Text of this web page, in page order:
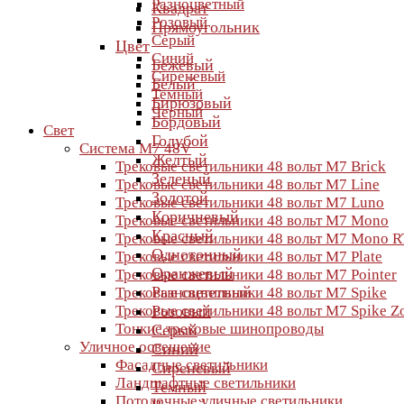
Разноцветный
Розовый
Серый
Синий
Сиреневый
Темный
Черный
Свет
Система M7 48V
Трековые светильники 48 вольт M7 Brick
Трековые светильники 48 вольт M7 Line
Трековые светильники 48 вольт M7 Luno
Трековые светильники 48 вольт M7 Mono
Трековые светильники 48 вольт M7 Mono
Трековые светильники 48 вольт M7 Plate
Трековые светильники 48 вольт M7 Pointer
Трековые светильники 48 вольт M7 Spike
Трековые светильники 48 вольт M7 Spike
Тонкие трековые шинопроводы
Уличное освещение
Фасадные светильники
Ландшафтные светильники
Квадрат
Прямоугольник
Цвет
Бежевый
Белый
Бирюзовый
Бордовый
Голубой
Желтый
Зеленый
Золотой
Коричневый
Красный
Однотонный
Оранжевый
Разноцветный
Розовый
Серый
Синий
Сиреневый
Темный